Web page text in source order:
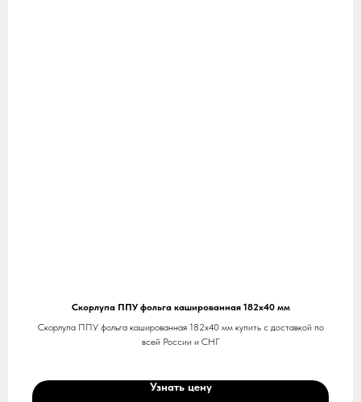
Скорлупа ППУ фольга кашированная 182х40 мм
Скорлупа ППУ фольга кашированная 182х40 мм купить с доставкой по
всей России и СНГ
Узнать цену